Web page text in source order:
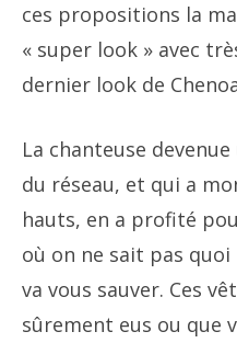
ces propositions la
« super look » avec
dernier look de
La chanteuse
du réseau, et qui a
hauts, en a profité
où on ne sait pas
va vous sauver. Ces
sûrement eus ou que